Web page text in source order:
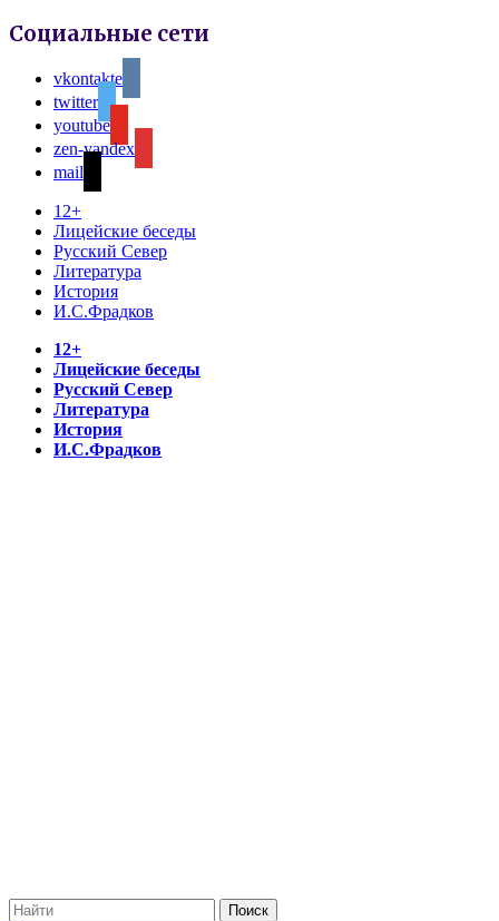
Социальные сети
vkontakte
twitter
youtube
zen-yandex
mail
12+
Лицейские беседы
Русский Север
Литература
История
И.С.Фрадков
12+
Лицейские беседы
Русский Север
Литература
История
И.С.Фрадков